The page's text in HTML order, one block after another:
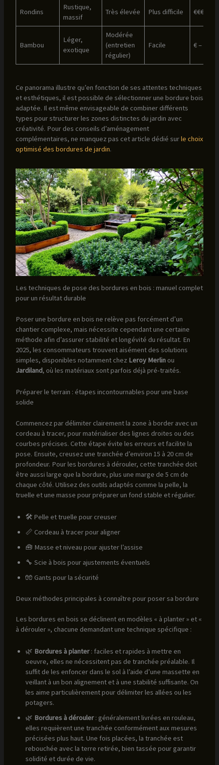
Rondins
Rustique,
massif
Très élevée Plus difficile €€€
Bambou
Léger,
exotique
Modérée
(entretien
régulier)
Facile € – €€
Ce panorama illustre qu’en fonction de ses attentes techniques
et esthétiques, il est possible de sélectionner une bordure bois
adaptée. Il est même envisageable de combiner différents
types pour structurer les zones distinctes du jardin avec
créativité. Pour des conseils d’aménagement
complémentaires, ne manquez pas cet article dédié surle choix
optimisé des bordures de jardin.
Les techniques de pose des bordures en bois : manuel complet
pour un résultat durable
Poser une bordure en bois ne relève pas forcément d’un
chantier complexe, mais nécessite cependant une certaine
méthode afin d’assurer stabilité et longévité du résultat. En
2025, les consommateurs trouvent aisément des solutions
simples, disponibles notamment chez Leroy Merlinou
Jardiland, où les matériaux sont parfois déjà pré-traités.
Préparer le terrain : étapes incontournables pour une base
solide
Commencez par délimiter clairement la zone à border avec un
cordeau à tracer, pour matérialiser des lignes droites ou des
courbes précises. Cette étape évite les erreurs et facilite la
pose. Ensuite, creusez une tranchée d’environ 15 à 20 cm de
profondeur. Pour les bordures à dérouler, cette tranchée doit
être aussi large que la bordure, plus une marge de 5 cm de
chaque côté. Utilisez des outils adaptés comme la pelle, la
truelle et une masse pour préparer un fond stable et régulier.
🛠️ Pelle et truelle pour creuser
📏 Cordeau à tracer pour aligner
🧰 Masse et niveau pour ajuster l’assise
🔧 Scie à bois pour ajustements éventuels
🧤 Gants pour la sécurité
Deux méthodes principales à connaître pour poser sa bordure
Les bordures en bois se déclinent en modèles « à planter » et «
à dérouler », chacune demandant une technique spécifique :
🌿 Bordures à planter: faciles et rapides à mettre en
oeuvre, elles ne nécessitent pas de tranchée préalable. Il
suffit de les enfoncer dans le sol à l’aide d’une massette en
veillant à un bon alignement et à une stabilité suffisante. On
les aime particulièrement pour délimiter les allées ou les
potagers.
🌿 Bordures à dérouler: généralement livrées en rouleau,
elles requièrent une tranchée conformément aux mesures
précisées plus haut. Une fois placées, la tranchée est
rebouchée avec la terre retirée, bien tassée pour garantir
solidité et durée de vie.